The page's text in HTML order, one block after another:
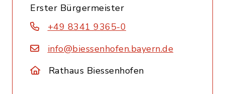
Erster Bürgermeister
+49 8341 9365-0
info@biessenhofen.bayern.de
Rathaus Biessenhofen